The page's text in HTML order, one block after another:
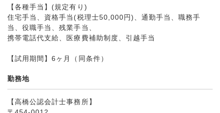
【各種手当】(規定有り)
住宅手当、資格手当(税理士50,000円)、通勤手当、職務手
当、役職手当、残業手当、
携帯電話代支給、医療費補助制度、引越手当
【試用期間】6ヶ月（同条件）
勤務地
【高橋公認会計士事務所】